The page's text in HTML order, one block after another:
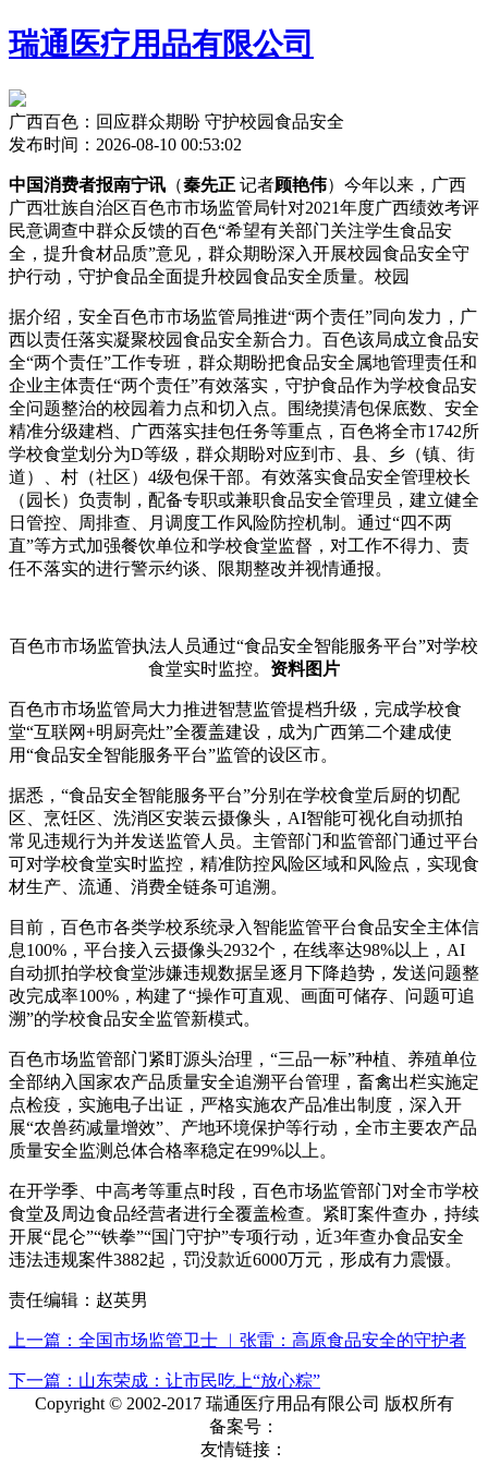
瑞通医疗用品有限公司
广西百色：回应群众期盼 守护校园食品安全
发布时间：2026-08-10 00:53:02
中国消费者报南宁讯 （秦先正 记者顾艳伟）今年以来，广西
广西壮族自治区百色市市场监管局针对2021年度广西绩效考评
民意调查中群众反馈的百色“希望有关部门关注学生食品安
全，提升食材品质”意见，群众期盼深入开展校园食品安全守
护行动，守护食品全面提升校园食品安全质量。校园
据介绍，安全百色市市场监管局推进“两个责任”同向发力，广
西以责任落实凝聚校园食品安全新合力。百色该局成立食品安
全“两个责任”工作专班，群众期盼把食品安全属地管理责任和
企业主体责任“两个责任”有效落实，守护食品作为学校食品安
全问题整治的校园着力点和切入点。围绕摸清包保底数、安全
精准分级建档、广西落实挂包任务等重点，百色将全市1742所
学校食堂划分为D等级，群众期盼对应到市、县、乡（镇、街
道）、村（社区）4级包保干部。有效落实食品安全管理校长
（园长）负责制，配备专职或兼职食品安全管理员，建立健全
日管控、周排查、月调度工作风险防控机制。通过“四不两
直”等方式加强餐饮单位和学校食堂监督，对工作不得力、责
任不落实的进行警示约谈、限期整改并视情通报。
百色市市场监管执法人员通过“食品安全智能服务平台”对学校
食堂实时监控。 资料图片
百色市市场监管局大力推进智慧监管提档升级，完成学校食
堂“互联网+明厨亮灶”全覆盖建设，成为广西第二个建成使
用“食品安全智能服务平台”监管的设区市。
据悉，“食品安全智能服务平台”分别在学校食堂后厨的切配
区、烹饪区、洗消区安装云摄像头，AI智能可视化自动抓拍
常见违规行为并发送监管人员。主管部门和监管部门通过平台
可对学校食堂实时监控，精准防控风险区域和风险点，实现食
材生产、流通、消费全链条可追溯。
目前，百色市各类学校系统录入智能监管平台食品安全主体信
息100%，平台接入云摄像头2932个，在线率达98%以上，AI
自动抓拍学校食堂涉嫌违规数据呈逐月下降趋势，发送问题整
改完成率100%，构建了“操作可直观、画面可储存、问题可追
溯”的学校食品安全监管新模式。
百色市场监管部门紧盯源头治理，“三品一标”种植、养殖单位
全部纳入国家农产品质量安全追溯平台管理，畜禽出栏实施定
点检疫，实施电子出证，严格实施农产品准出制度，深入开
展“农兽药减量增效”、产地环境保护等行动，全市主要农产品
质量安全监测总体合格率稳定在99%以上。
在开学季、中高考等重点时段，百色市场监管部门对全市学校
食堂及周边食品经营者进行全覆盖检查。紧盯案件查办，持续
开展“昆仑”“铁拳”“国门守护”专项行动，近3年查办食品安全
违法违规案件3882起，罚没款近6000万元，形成有力震慑。
责任编辑：赵英男
上一篇：全国市场监管卫士 ︳张雷：高原食品安全的守护者
下一篇：山东荣成：让市民吃上“放心粽”
Copyright © 2002-2017 瑞通医疗用品有限公司 版权所有
备案号：
友情链接：